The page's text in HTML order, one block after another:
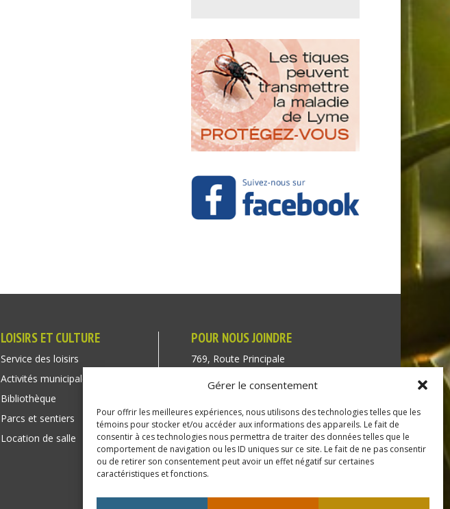
Gérer le consentement
Pour offrir les meilleures expériences, nous utilisons des technologies telles que les
témoins pour stocker et/ou accéder aux informations des appareils. Le fait de
consentir à ces technologies nous permettra de traiter des données telles que le
comportement de navigation ou les ID uniques sur ce site. Le fait de ne pas consentir
ou de retirer son consentement peut avoir un effet négatif sur certaines
caractéristiques et fonctions.
LOISIRS ET CULTURE
Service des loisirs
Activités municipales
Bibliothèque
Parcs et sentiers
Location de salle
POUR NOUS JOINDRE
769, Route Principale
Québec J0P 1P1
Téléphone : (450) 451-5203
Direction générale :
dir@tressaintredempteur.ca
Administration générale :
recep@tressaintredempteur.ca